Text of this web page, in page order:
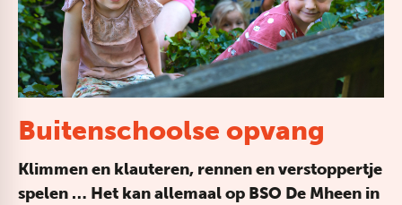
Buitenschoolse opvang
Klimmen en klauteren, rennen en verstoppertje
spelen … Het kan allemaal op BSO De Mheen in